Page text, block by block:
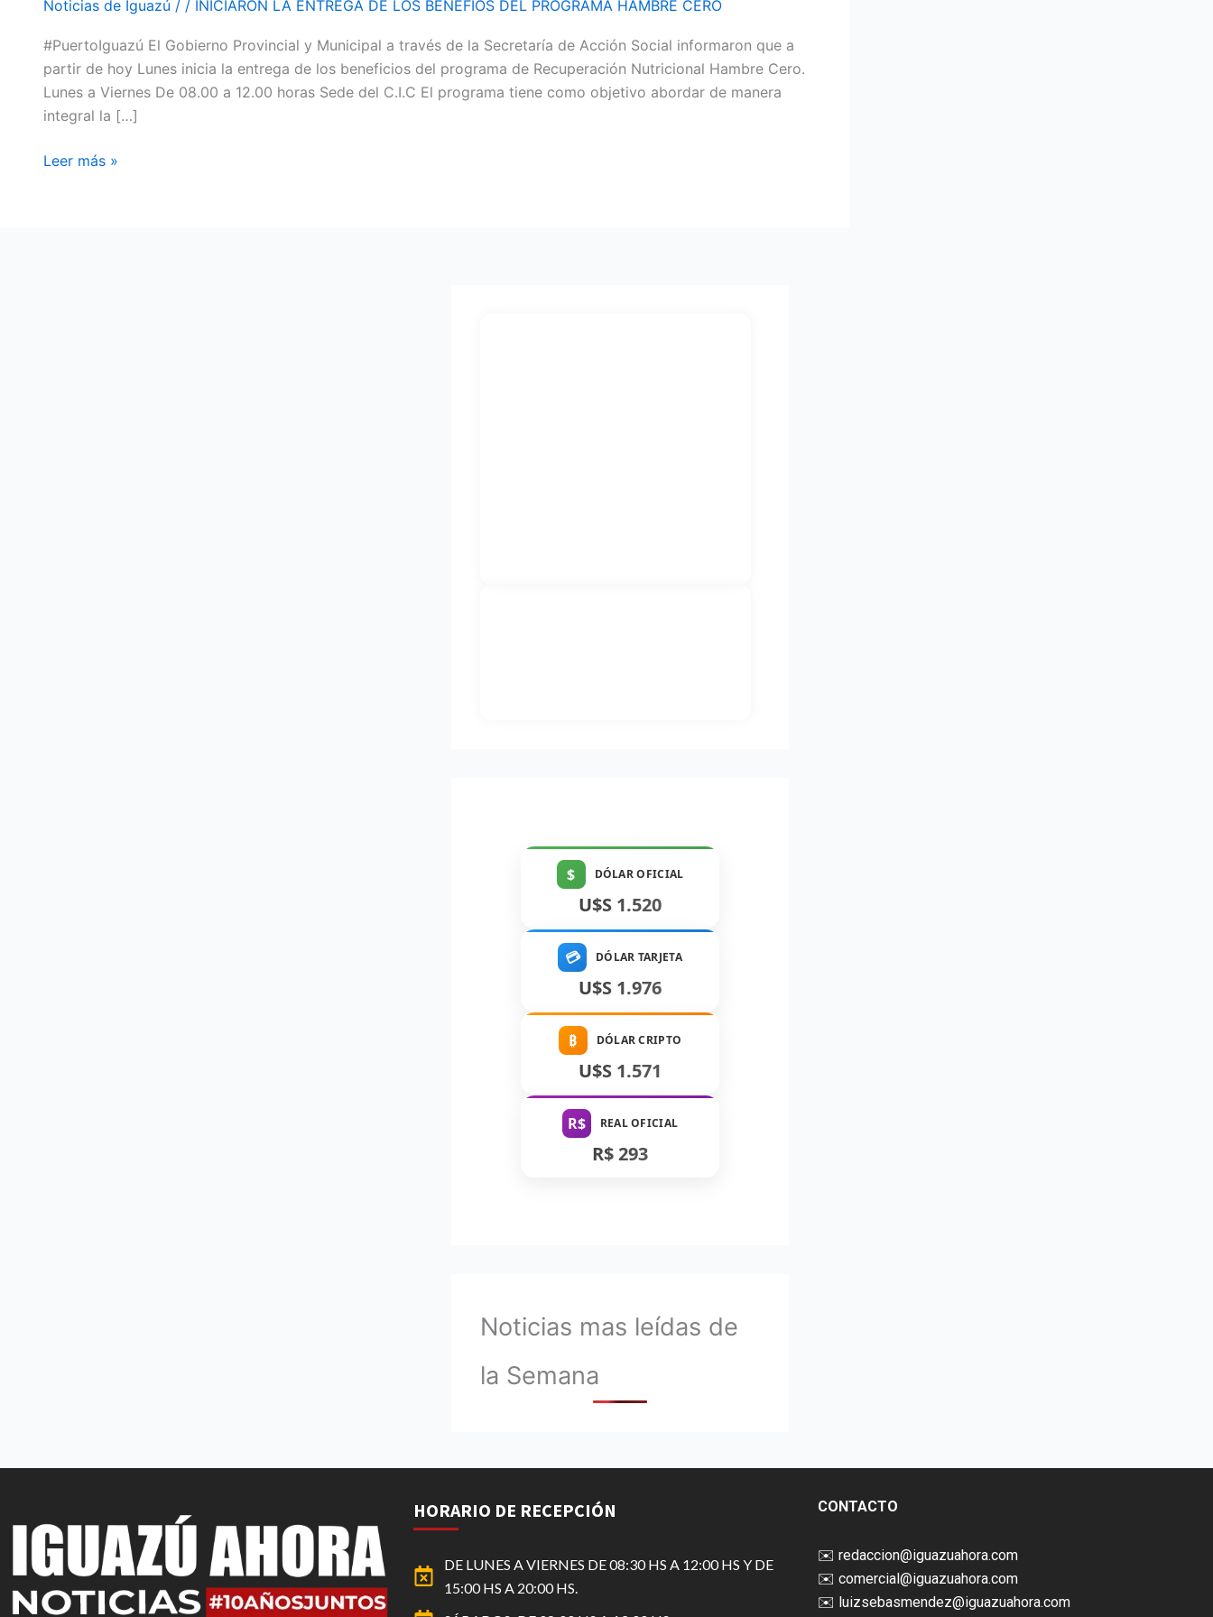
Noticias de Iguazú / / INICIARON LA ENTREGA DE LOS BENEFIOS DEL PROGRAMA HAMBRE CERO
#PuertoIguazú El Gobierno Provincial y Municipal a través de la Secretaría de Acción Social informaron que a
partir de hoy Lunes inicia la entrega de los beneficios del programa de Recuperación Nutricional Hambre Cero.
Lunes a Viernes De 08.00 a 12.00 horas Sede del C.I.C El programa tiene como objetivo abordar de manera
integral la […]
BENEFIOS
DEL
PROGRAMA
HAMBRE
Leer más »
$ DÓLAR OFICIAL
U$S 1.520
💳 DÓLAR TARJETA
U$S 1.976
₿ DÓLAR CRIPTO
U$S 1.571
R$ REAL OFICIAL
R$ 293
Noticias mas leídas de
la Semana
HORARIO DE RECEPCIÓN
DE LUNES A VIERNES DE 08:30 HS A 12:00 HS Y DE
15:00 HS A 20:00 HS.
CONTACTO
✉️ redaccion@iguazuahora.com
✉️ comercial@iguazuahora.com
✉️ luizsebasmendez@iguazuahora.com